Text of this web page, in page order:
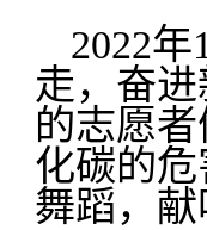
2022
走，奋
的志愿
化碳的
舞蹈，